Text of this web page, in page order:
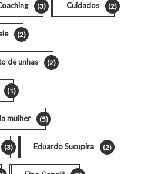
(3) Cuidados (2)
(2)
de unhas (2)
(1)
mulher (5)
(3) Eduardo Sucupira (2)